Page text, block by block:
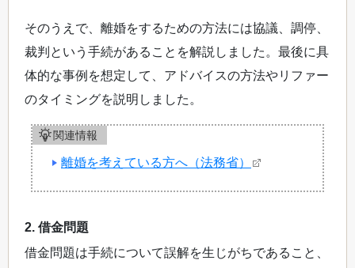
そのうえで、離婚をするための方法には協議、調停、
裁判という手続があることを解説しました。最後に具
体的な事例を想定して、アドバイスの方法やリファー
のタイミングを説明しました。
関連情報
離婚を考えている方へ（法務省）
2. 借金問題
借金問題は手続について誤解を生じがちであること、